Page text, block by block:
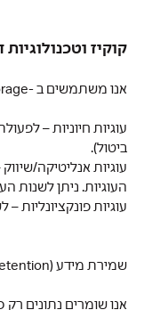
קוקיז וטכנולוגיות
אנו משתמשים ב -Cookies/LocalStorage/תגיות מעקב:
עוגיות חיוניות –
ביטול).
עוגיות אנליטיקה/שיווק
העוגיות. ניתן לשנות
עוגיות פונקציונליות –
שמירת מידע (Retention)
אנו שומרים נתונים רק